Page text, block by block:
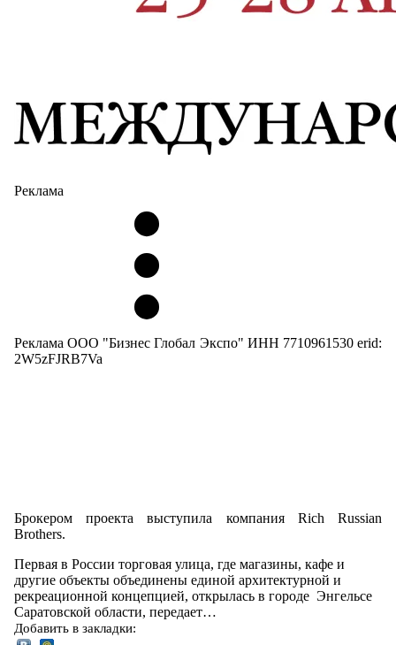
Реклама
Реклама ООО "Бизнес Глобал Экспо" ИНН 7710961530 erid:
2W5zFJRB7Va
Брокером проекта выступила компания Rich Russian
Brothers.
Первая в России торговая улица, где магазины, кафе и
другие объекты объединены единой архитектурной и
рекреационной концепцией, открылась в городе Энгельсе
Саратовской области, передает…
Добавить в закладки: